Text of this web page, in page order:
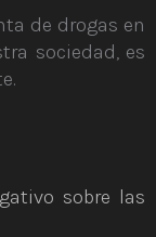
de drogas en
sociedad, es
sobre las